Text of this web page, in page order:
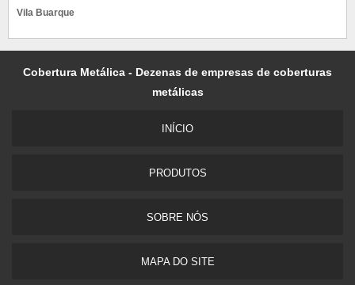
Vila Buarque
Cobertura Metálica - Dezenas de empresas de coberturas
metálicas
INÍCIO
PRODUTOS
SOBRE NÓS
MAPA DO SITE